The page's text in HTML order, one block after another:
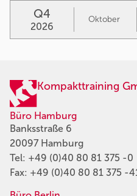
Q4
2026
Oktober
Kompakttraining
Büro Hamburg
Banksstraße 6
20097 Hamburg
Tel: +49 (0)40 80 81 375 -0
Fax: +49 (0)40 80 81 375 -